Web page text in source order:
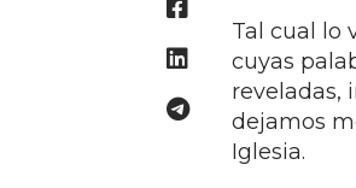
Tal cual lo
cuyas
reveladas,
dejamos
Iglesia.